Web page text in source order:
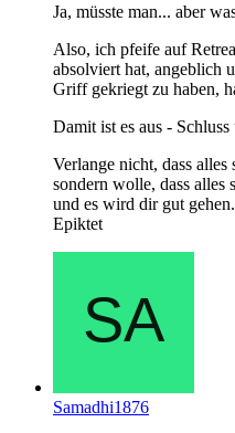
Ja, müsste man... aber
Also, ich pfeife auf
absolviert hat, angeblich
Griff gekriegt zu haben,
Damit ist es aus -
Verlange nicht, dass alles
sondern wolle, dass alles
und es wird dir gut gehen.
Epiktet
Samadhi1876